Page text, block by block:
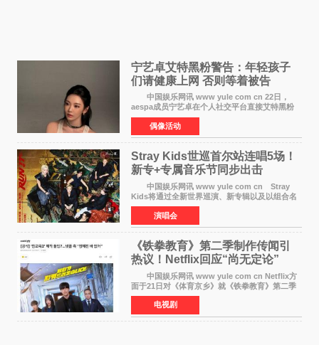
宁艺卓艾特黑粉警告：年轻孩子
们​请健康上网 否则等着被告
中国娱乐网讯 www yule com cn 22日，
aespa成员宁艺卓在个人社交平台直接艾特黑粉
账号，正面喊话回应长期以来的恶意攻击，引发
广泛关注。 宁艺卓在文中表示，自己早已注
意到部分网友持续
偶像活动
Stray Kids世巡首尔站连唱5场！
新专+专属音乐节同步出击
中国娱乐网讯 www yule com cn Stray
Kids将通过全新世界巡演、新专辑以及以组合名
义打造的专属音乐节等一系列全球活动，开启事
业发展的全新篇章。 Stray Kids将于7月25日
至26日、29日
演唱会
《铁拳教育》第二季制作传闻引
热议！Netflix回应“尚无定论”
中国娱乐网讯 www yule com cn Netflix方
面于21日对《体育京乡》就《铁拳教育》第二季
制作传闻划清界限，表示尚无定论。然而，业界
却有传闻称已就《铁拳教育》第二季的制作展开
了讨论——《
电视剧